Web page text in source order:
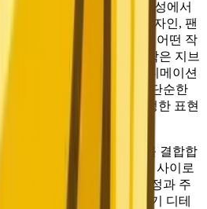
션 스타일은 AI 이미지 생성에서
중 하나입니다. 캐릭터 디자인, 팬
시각적 스토리텔링 소재 등 어떤 작
구현하는 애니메이션 미학은 지브
화 톤부터 현대 디지털 애니메이션
감까지 아우릅니다. 이는 단순한
아닌, 이 매체 고유의 진정한 표현
릭터 묘사와 환경 분위기를 결합합
분위기입니다—벚꽃 가지 사이로
리는 머리카락, 캐릭터 표정과 주
는 방식. 팁에 이러한 분위기 디테